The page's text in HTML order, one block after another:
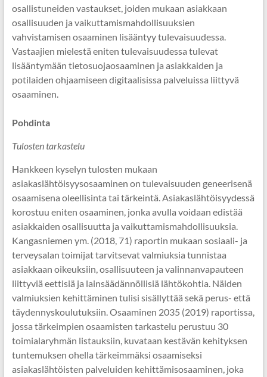
osallistuneiden vastaukset, joiden mukaan asiakkaan
osallisuuden ja vaikuttamismahdollisuuksien
vahvistamisen osaaminen lisääntyy tulevaisuudessa.
Vastaajien mielestä eniten tulevaisuudessa tulevat
lisääntymään tietosuojaosaaminen ja asiakkaiden ja
potilaiden ohjaamiseen digitaalisissa palveluissa liittyvä
osaaminen.
Pohdinta
Tulosten tarkastelu
Hankkeen kyselyn tulosten mukaan
asiakaslähtöisyysosaaminen on tulevaisuuden geneerisenä
osaamisena oleellisinta tai tärkeintä. Asiakaslähtöisyydessä
korostuu eniten osaaminen, jonka avulla voidaan edistää
asiakkaiden osallisuutta ja vaikuttamismahdollisuuksia.
Kangasniemen ym. (2018, 71) raportin mukaan sosiaali- ja
terveysalan toimijat tarvitsevat valmiuksia tunnistaa
asiakkaan oikeuksiin, osallisuuteen ja valinnanvapauteen
liittyviä eettisiä ja lainsäädännöllisiä lähtökohtia. Näiden
valmiuksien kehittäminen tulisi sisällyttää sekä perus- että
täydennyskoulutuksiin. Osaaminen 2035 (2019) raportissa,
jossa tärkeimpien osaamisten tarkastelu perustuu 30
toimialaryhmän listauksiin, kuvataan kestävän kehityksen
tuntemuksen ohella tärkeimmäksi osaamiseksi
asiakaslähtöisten palveluiden kehittämisosaaminen, joka